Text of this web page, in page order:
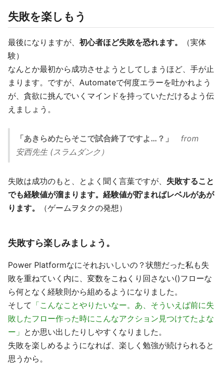
失敗を楽しもう
最後になりますが、 初心者ほど失敗を恐れます。
（実体
験）
なんとか最初から成功させようとしてしまうほど、手が止
まります。ですが、Automateで何度エラーを吐かれよう
が、貪欲に挑んでいくマインドを持っていただけるよう伝
えましょう。
「あきらめたらそこで試合終了ですよ…？」 from
安西先生 (スラムダンク）
失敗は成功のもと、とよく聞く言葉ですが、 失敗すること
でも経験値が溜まります。経験値が貯まればレベルがあが
ります。
（ゲームヲタクの発想）
失敗すら楽しみましょう。
Power Platformなにそれおいしいの？状態だった私も失
敗を重ねていく内に、変数をこねくり回さない()フローな
ら何となく経験則から組めるようになりました。
そして 「こんなことやりたいなー。あ、そういえば前に失
敗したフロー作った時にこんなアクション見つけてたよな
ー」 とか思い出したりしやすくなりました。
失敗を楽しめるようになれば、楽しく勉強が続けられると
思うから。